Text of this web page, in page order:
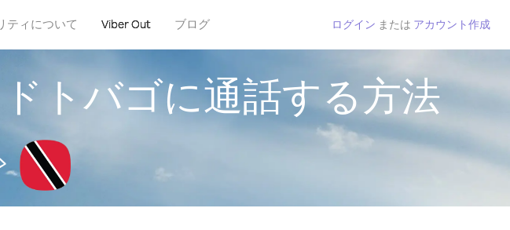
ティについて Viber Out ブログ ログイン または アカウント作成
トバゴに通話する方法